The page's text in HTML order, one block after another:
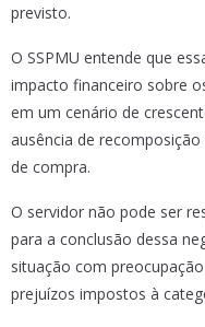
previsto.
O SSPMU entende que
impacto financeiro sobre
em um cenário de
ausência de
de compra.
O servidor não pode ser
para a conclusão dessa
situação com
prejuízos impostos à